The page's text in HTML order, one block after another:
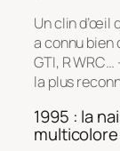
Un clin d’œil
a connu bien
GTI, R
la plus
1995 : la
multicolore